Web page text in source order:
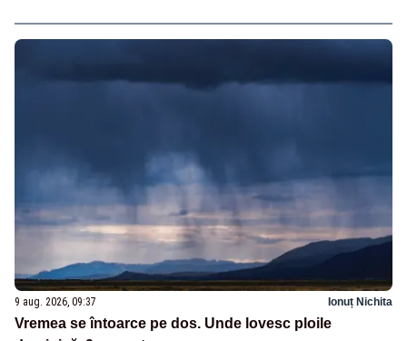
9 aug. 2026, 09:37 Ionuț Nichita
Vremea se întoarce pe dos. Unde lovesc ploile